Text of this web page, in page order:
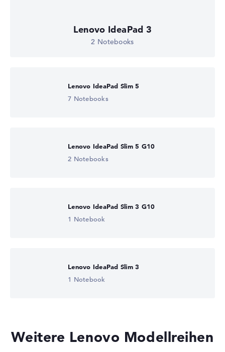
Lenovo IdeaPad 3
2 Notebooks
Lenovo IdeaPad Slim 5
7 Notebooks
Lenovo IdeaPad Slim 5 G10
2 Notebooks
Lenovo IdeaPad Slim 3 G10
1 Notebook
Lenovo IdeaPad Slim 3
1 Notebook
Weitere Lenovo Modellreihen